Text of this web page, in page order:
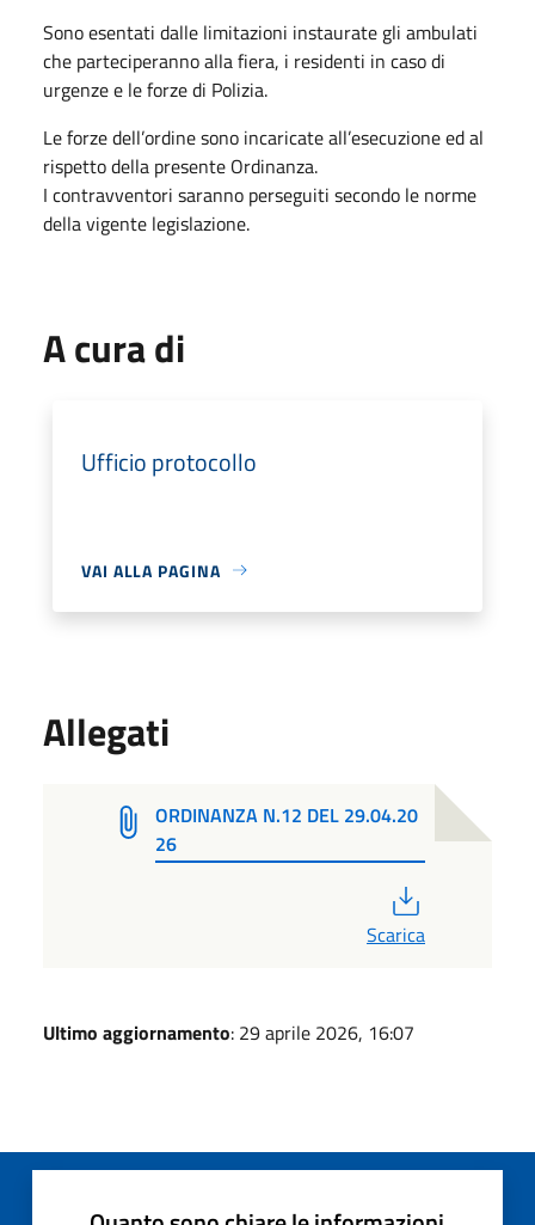
Sono esentati dalle limitazioni instaurate gli ambulati
che parteciperanno alla fiera, i residenti in caso di
urgenze e le forze di Polizia.
Le forze dell’ordine sono incaricate all’esecuzione ed al
rispetto della presente Ordinanza.
I contravventori saranno perseguiti secondo le norme
della vigente legislazione.
A cura di
Ufficio protocollo
VAI ALLA PAGINA
Allegati
ORDINANZA N.12 DEL 29.04.20
26
Scarica
Ultimo aggiornamento: 29 aprile 2026, 16:07